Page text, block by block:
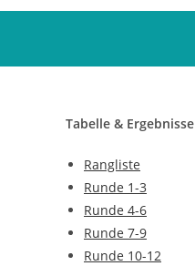
Tabelle & Ergebnisse
Rangliste
Runde 1-3
Runde 4-6
Runde 7-9
Runde 10-12